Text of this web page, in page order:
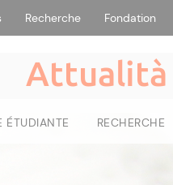
Recherche Fondation
Attualità
ÉTUDIANTE RECHERCHE